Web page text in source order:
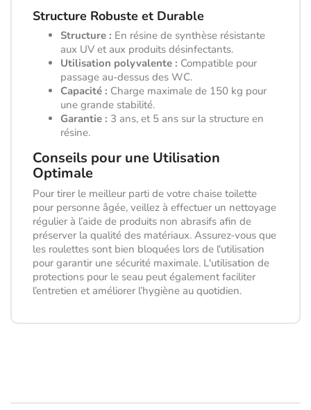
Structure Robuste et Durable
Structure : En résine de synthèse résistante
aux UV et aux produits désinfectants.
Utilisation polyvalente : Compatible pour
passage au-dessus des WC.
Capacité : Charge maximale de 150 kg pour
une grande stabilité.
Garantie : 3 ans, et 5 ans sur la structure en
résine.
Conseils pour une Utilisation
Optimale
Pour tirer le meilleur parti de votre chaise toilette
pour personne âgée, veillez à effectuer un nettoyage
régulier à l’aide de produits non abrasifs afin de
préserver la qualité des matériaux. Assurez-vous que
les roulettes sont bien bloquées lors de l'utilisation
pour garantir une sécurité maximale. L'utilisation de
protections pour le seau peut également faciliter
l’entretien et améliorer l’hygiène au quotidien.